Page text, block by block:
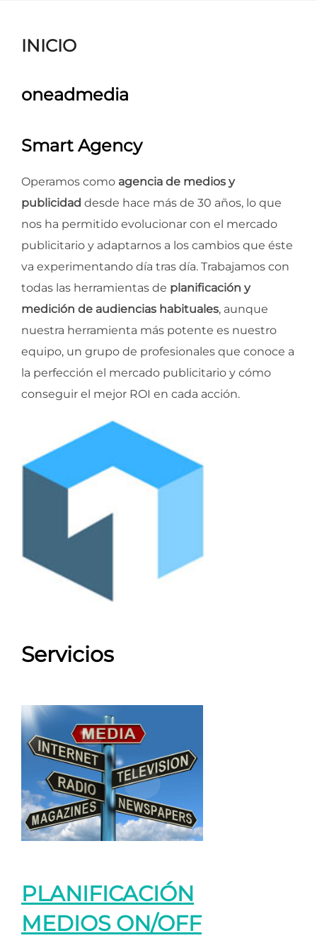
INICIO
oneadmedia
Smart Agency
Operamos como agencia de medios y
publicidad desde hace más de 30 años, lo que
nos ha permitido evolucionar con el mercado
publicitario y adaptarnos a los cambios que éste
va experimentando día tras día. Trabajamos con
todas las herramientas de planificación y
medición de audiencias habituales, aunque
nuestra herramienta más potente es nuestro
equipo, un grupo de profesionales que conoce a
la perfección el mercado publicitario y cómo
conseguir el mejor ROI en cada acción.
Servicios
PLANIFICACIÓN
MEDIOS ON/OFF